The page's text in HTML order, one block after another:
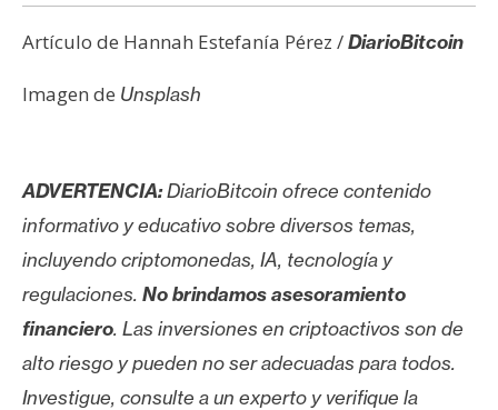
Artículo de Hannah Estefanía Pérez /DiarioBitcoin
Imagen de Unsplash
ADVERTENCIA:DiarioBitcoin ofrece contenido
informativo y educativo sobre diversos temas,
incluyendo criptomonedas, IA, tecnología y
regulaciones. No brindamos asesoramiento
financiero. Las inversiones en criptoactivos son de
alto riesgo y pueden no ser adecuadas para todos.
Investigue, consulte a un experto y verifique la